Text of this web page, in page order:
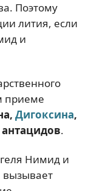
Поэтому
лития, если
и
приеме
Дигоксина,
антацидов.
Нимид и
вызывает